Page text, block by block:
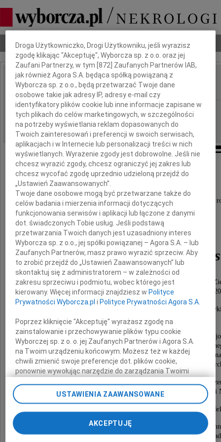
Nekrologi Odeszli Poradnik pogrzebowy
IMIĘ I NAZWISKO: Alicja Górska-Brylass
REGION: cała Polska
DATA EMISJI: 21.07.2011
Rektor, Senat i społeczność akademicka
Uniwersytetu Mikołaja Kopernika w Toruniu
z głębokim żalem zawiadamiają, że 19 lipca 2011
zmarła w wieku 78 lat
prof. dr hab.
Alicja Górska-Brylass
pracownik naukowy Wydziału Biologii i Nauk o
Uniwersytetu Mikołaja Kopernika w latach 1972-
Kierownik Zakładów Cytologii Roślin i
oraz Biologii Komórki w Instytucie Biologii.
Członek Komitetu Botaniki PAN, Komitetu
Komórki PAN, Polskiego Towarzystwa
Polskiego Towarzystwa Biologii Komórki oraz
Association of Sexual Plant Reproduction
Odznaczona m.in. Krzyżem Kawalerskim Orderu
Złotym Krzyżem Zasługi oraz Medalem Komisji Edukacji
Zapamiętamy Jej zasługi dla stworzenia toruńskiej szkoły biologii
Żegnamy Człowieka o wielkiej wrażliwości i
otoczonego powszechnym szacunkiem w środowisku
Dbamy o Twoją prywatność
Droga Użytkowniczko, Drogi Użytkowniku, jeśli wyrazisz
zgodę klikając "Akceptuję", Wyborcza sp. z o.o. oraz jej
Zaufani Partnerzy, w tym [872] Zaufanych Partnerów IAB,
jak również Agora S.A. będąca spółką powiązaną z
Wyborcza sp. z o.o., będą przetwarzać Twoje dane
osobowe takie jak adresy IP, adresy e-mail czy
identyfikatory plików cookie lub inne informacje zapisane w
tych plikach do celów marketingowych, w szczególności
na potrzeby wyświetlania reklam dopasowanych do
Twoich zainteresowań i preferencji w swoich serwisach,
aplikacjach i w Internecie lub personalizacji treści w nich
wyświetlanych. Wyrażenie zgody jest dobrowolne. Jeśli nie
chcesz wyrazić zgody, chcesz ograniczyć jej zakres lub
chcesz wycofać zgodę uprzednio udzieloną przejdź do
„Ustawień Zaawansowanych”.
Twoje dane osobowe mogą być przetwarzane także do
celów badania i mierzenia informacji dotyczących
funkcjonowania serwisów i aplikacji lub łączone z danymi
dot. świadczonych Tobie usług. Jeśli podstawą
przetwarzania Twoich danych jest uzasadniony interes
Wyborcza sp. z o.o., jej spółki powiązanej – Agora S.A. – lub
Zaufanych Partnerów, masz prawo wyrazić sprzeciw. Aby
to zrobić przejdź do „Ustawień Zaawansowanych” lub
skontaktuj się z administratorem – w zależności od
zakresu sprzeciwu i podmiotu, wobec którego jest
kierowany. Więcej informacji znajdziesz wPolityce
Prywatności Wyborcza.pl iPolityce Prywatności Agora S.A.
Poprzez kliknięcie "Akceptuję" wyrażasz zgodę na
zainstalowanie i przechowywanie plików typu cookie
Wyborczej sp. z o. o. jej Zaufanych Partnerów i Agora S.A.
na Twoim urządzeniu końcowym. Możesz też w każdej
chwili zmienić swoje preferencje dot. plików cookie,
ponownie wywołując narzędzie do zarządzania Twoimi
odnośnik „Ustawienia prywatności” w stopce serwisu i
przechodząc do sekcji „Ustawienia zaawansowane”.
Zmiana ustawień plików cookie możliwa jest także za
pomocą ustawień przeglądarki.
USTAWIENIA ZAAWANSOWANE
AKCEPTUJĘ